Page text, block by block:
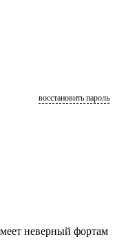
восстановить пароль
неверный фортам